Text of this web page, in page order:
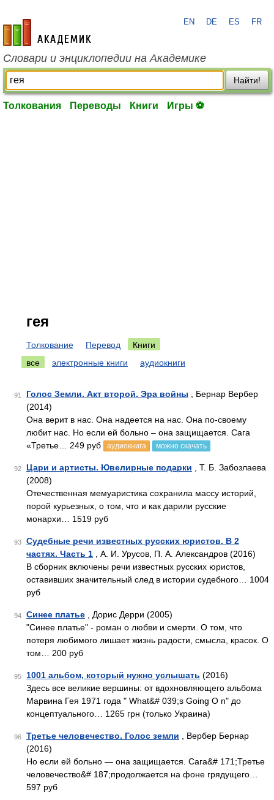
academic.ru
EN DE ES FR
Словари и энциклопедии на Академике
Найти!
Толкования Переводы Книги Игры ⚽
гея
Толкование Перевод
Книги
все
электронные книги аудиокниги
91 Голос Земли. Акт второй. Эра войны , Бернар Вербер
(2014)
Она верит в нас. Она надеется на нас. Она по-своему
любит нас. Но если ей больно – она защищается. Сага
«Третье… 249 руб
аудиокнига можно скачать
92 Цари и артисты. Ювелирные подарки , Т. Б. Забозлаева
(2008)
Отечественная мемуаристика сохранила массу историй,
порой курьезных, о том, что и как дарили русские
монархи… 1519 руб
93
Судебные речи известных русских юристов. В 2
частях. Часть 1 , А. И. Урусов, П. А. Александров (2016)
В сборник включены речи известных русских юристов,
оставивших значительный след в истории судебного… 1004
руб
94 Синее платье , Дорис Дерри (2005)
"Синее платье" - роман о любви и смерти. О том, что
потеря любимого лишает жизнь радости, смысла, красок. О
том… 200 руб
95 1001 альбом, который нужно услышать (2016)
Здесь все великие вершины: от вдохновляющего альбома
Марвина Гея 1971 года " What&# 039;s Going О n" до
концептуального… 1265 грн (только Украина)
96 Третье человечество. Голос земли , Вербер Бернар
(2016)
Но если ей больно — она защищается. Сага&# 171;Третье
человечество&# 187;продолжается на фоне грядущего…
597 руб